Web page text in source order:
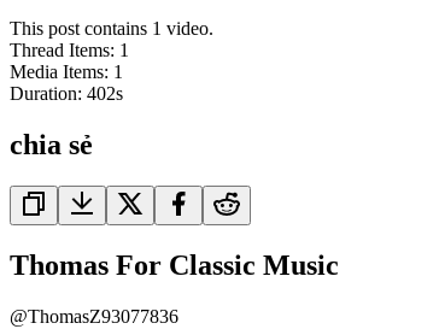
This post contains 1 video.
Thread Items: 1
Media Items: 1
Duration: 402s
chia sẻ
Thomas For Classic Music
@ThomasZ93077836